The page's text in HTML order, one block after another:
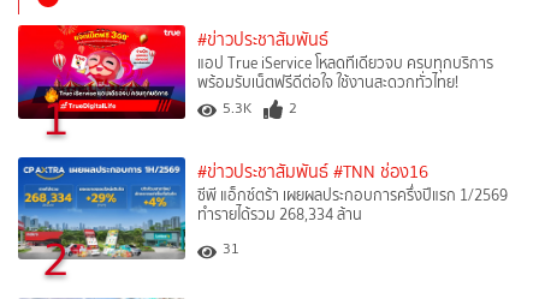
1
#ข่าวประชาสัมพันธ์
แอป True iService โหลดทีเดียวจบ ครบทุกบริการ
พร้อมรับเน็ตฟรีดีต่อใจ ใช้งานสะดวกทั่วไทย!
5.3K 2
2
#ข่าวประชาสัมพันธ์ #TNN ช่อง16
ซีพี แอ็กซ์ตร้า เผยผลประกอบการครึ่งปีแรก 1/2569
ทำรายได้รวม 268,334 ล้าน
31